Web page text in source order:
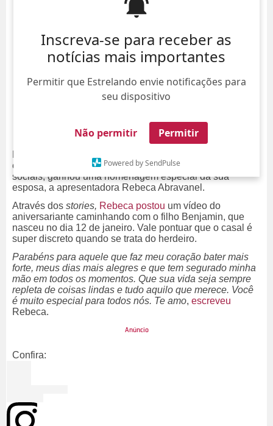
Inscreva-se para receber as
notícias mais importantes
Permitir que Estrelando envie notificações para
seu dispositivo
Não permitir Permitir
Powered by SendPulse
está completando 35 anos de idade e, através das redes
sociais, ganhou uma homenagem especial da sua
esposa, a apresentadora Rebeca Abravanel.
Através dos stories, Rebeca postou um vídeo do
aniversariante caminhando com o filho Benjamin, que
nasceu no dia 12 de janeiro. Vale pontuar que o casal é
super discreto quando se trata do herdeiro.
Parabéns para aquele que faz meu coração bater mais
forte, meus dias mais alegres e que tem segurado minha
mão em todos os momentos. Que sua vida seja sempre
repleta de coisas lindas e tudo aquilo que merece. Você
é muito especial para todos nós. Te amo, escreveu
Rebeca.
Confira: